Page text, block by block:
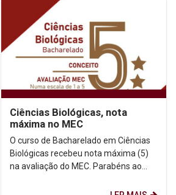
Ciências Biológicas, nota
máxima no MEC
O curso de Bacharelado em Ciências
Biológicas recebeu nota máxima (5)
na avaliação do MEC. Parabéns ao